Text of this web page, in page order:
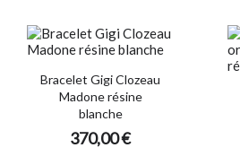
Bracelet Gigi Clozeau
Madone résine
blanche
370,00 €